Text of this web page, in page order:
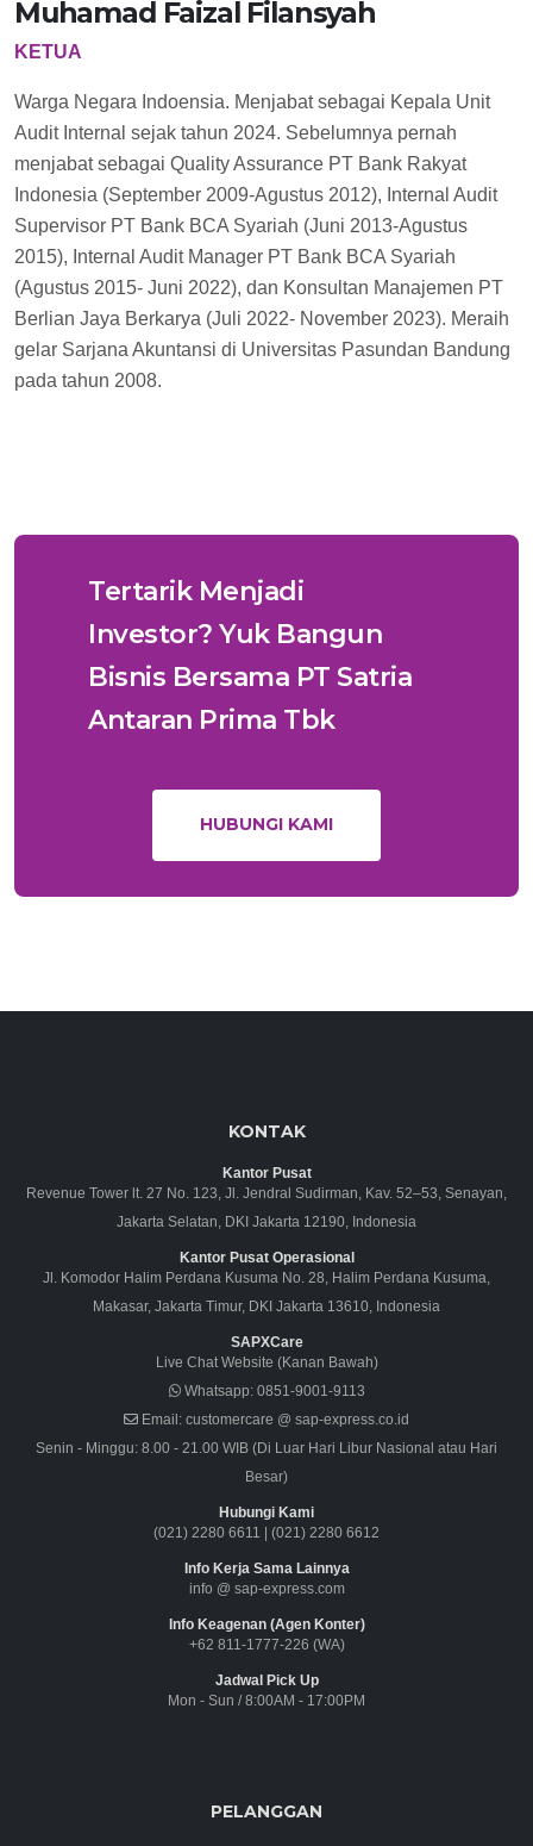
Muhamad Faizal Filansyah
KETUA
Warga Negara Indoensia. Menjabat sebagai Kepala Unit
Audit Internal sejak tahun 2024. Sebelumnya pernah
menjabat sebagai Quality Assurance PT Bank Rakyat
Indonesia (September 2009-Agustus 2012), Internal Audit
Supervisor PT Bank BCA Syariah (Juni 2013-Agustus
2015), Internal Audit Manager PT Bank BCA Syariah
(Agustus 2015- Juni 2022), dan Konsultan Manajemen PT
Berlian Jaya Berkarya (Juli 2022- November 2023). Meraih
gelar Sarjana Akuntansi di Universitas Pasundan Bandung
pada tahun 2008.
Tertarik Menjadi
Investor? Yuk Bangun
Bisnis Bersama PT Satria
Antaran Prima Tbk
HUBUNGI KAMI
KONTAK
Kantor Pusat
Revenue Tower lt. 27 No. 123, Jl. Jendral Sudirman, Kav. 52–53, Senayan,
Jakarta Selatan, DKI Jakarta 12190, Indonesia
Kantor Pusat Operasional
Jl. Komodor Halim Perdana Kusuma No. 28, Halim Perdana Kusuma,
Makasar, Jakarta Timur, DKI Jakarta 13610, Indonesia
SAPXCare
Live Chat Website (Kanan Bawah)
Whatsapp:0851-9001-9113
Email: customercare @ sap-express.co.id
Senin - Minggu: 8.00 - 21.00 WIB (Di Luar Hari Libur Nasional atau Hari
Besar)
Hubungi Kami
(021) 2280 6611 | (021) 2280 6612
Info Kerja Sama Lainnya
info @ sap-express.com
Info Keagenan (Agen Konter)
+62 811-1777-226 (WA)
Jadwal Pick Up
Mon - Sun / 8:00AM - 17:00PM
PELANGGAN